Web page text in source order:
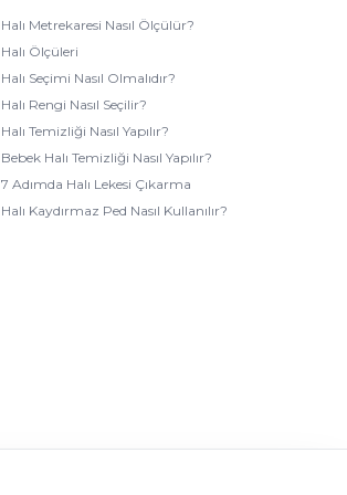
Halı Metrekaresi Nasıl Ölçülür?
Halı Ölçüleri
Halı Seçimi Nasıl Olmalıdır?
Halı Rengi Nasıl Seçilir?
Halı Temizliği Nasıl Yapılır?
Bebek Halı Temizliği Nasıl Yapılır?
7 Adımda Halı Lekesi Çıkarma
Halı Kaydırmaz Ped Nasıl Kullanılır?